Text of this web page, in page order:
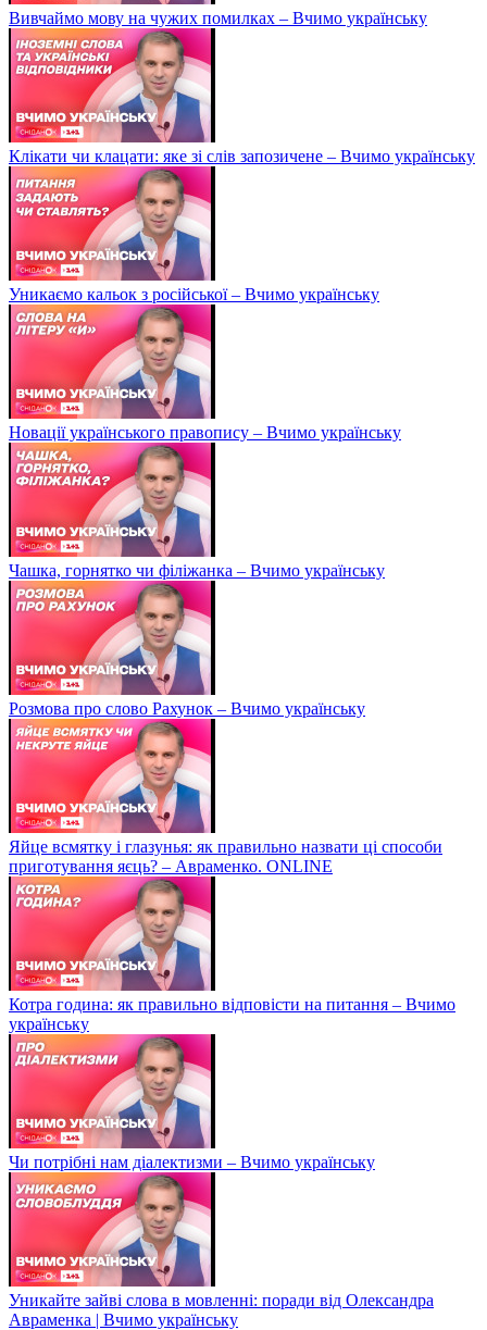
Вивчаймо мову на чужих помилках – Вчимо українську
Клікати чи клацати: яке зі слів запозичене – Вчимо українську
Уникаємо кальок з російської – Вчимо українську
Новації українського правопису – Вчимо українську
Чашка, горнятко чи філіжанка – Вчимо українську
Розмова про слово Рахунок – Вчимо українську
Яйце всмятку і глазунья: як правильно назвати ці способи
приготування яєць? – Авраменко. ONLINE
Котра година: як правильно відповісти на питання – Вчимо
українську
Чи потрібні нам діалектизми – Вчимо українську
Уникайте зайві слова в мовленні: поради від Олександра
Авраменка | Вчимо українську